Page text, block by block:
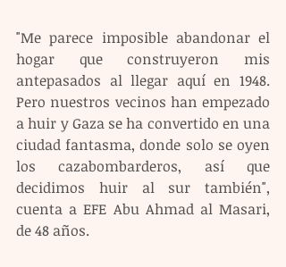
"Me parece imposible abandonar el
hogar que construyeron mis
antepasados al llegar aquí en 1948.
Pero nuestros vecinos han empezado
a huir y Gaza se ha convertido en una
ciudad fantasma, donde solo se oyen
los cazabombarderos, así que
decidimos huir al sur también",
cuenta a EFE Abu Ahmad al Masari,
de 48 años.